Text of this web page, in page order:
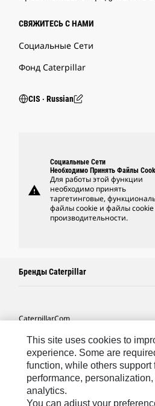
СВЯЖИТЕСЬ С НАМИ
Социальные Сети
Фонд Caterpillar
CIS ‧ Russian
warning
Социальные Сети
Необходимо Принять Файлы
Для работы этой функции
необходимо принять
таргетинговые,
файлы cookie и файлы cookie
производительности.
Бренды Caterpillar
Caterpillar.com
Связаться С Caterpillar
Карта Сайта
Cookie Settings
Юридическая Информация
This site uses cookies to
experience. Some are
function, while others support
performance,
analytics.
You can adjust your